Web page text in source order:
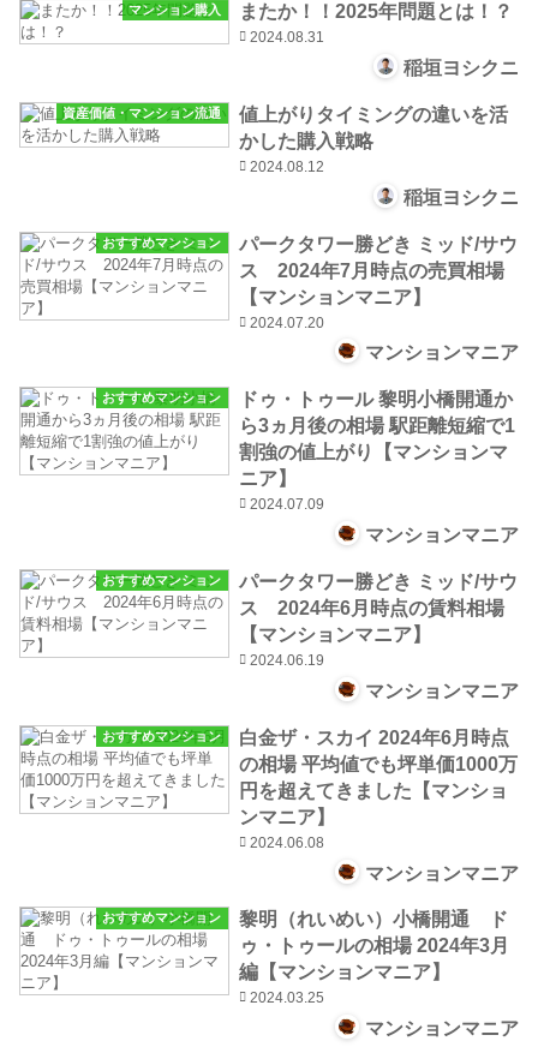
マンション購入 またか！！2025年問題とは！？
2024.08.31
稲垣ヨシクニ
資産価値・マンション流通
値上がりタイミングの違いを活
かした購入戦略
2024.08.12
稲垣ヨシクニ
おすすめマンション
パークタワー勝どき ミッド/サウ
ス 2024年7月時点の売買相場
【マンションマニア】
2024.07.20
マンションマニア
おすすめマンション
ドゥ・トゥール 黎明小橋開通か
ら3ヵ月後の相場 駅距離短縮で1
割強の値上がり【マンションマ
ニア】
2024.07.09
マンションマニア
おすすめマンション
パークタワー勝どき ミッド/サウ
ス 2024年6月時点の賃料相場
【マンションマニア】
2024.06.19
マンションマニア
おすすめマンション
白金ザ・スカイ 2024年6月時点
の相場 平均値でも坪単価1000万
円を超えてきました【マンショ
ンマニア】
2024.06.08
マンションマニア
おすすめマンション
黎明（れいめい）小橋開通 ド
ゥ・トゥールの相場 2024年3月
編【マンションマニア】
2024.03.25
マンションマニア